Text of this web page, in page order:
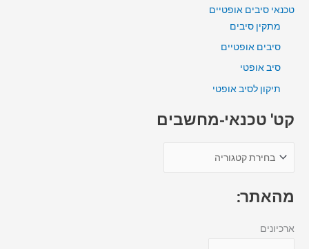
טכנאי סיבים אופטיים
מתקין סיבים
סיבים אופטיים
סיב אופטי
תיקון לסיב אופטי
קט' טכנאי-מחשבים
מהאתר:
ארכיונים